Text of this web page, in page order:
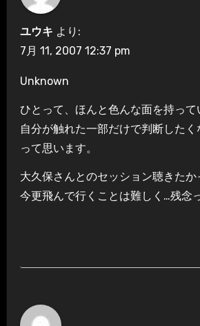
ユウキ より:
7月 11, 2007 12:37 pm
Unknown
ひとって、ほんと色んな面を持って
自分が触れた一部だけで判断したく
って思います。
大久保さんとのセッション聴きたか
今更飛んで行くことは難しく…残念